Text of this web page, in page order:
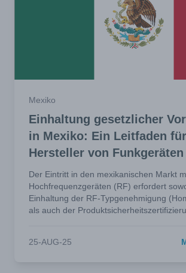
Mexiko
Einhaltung gesetzlicher
in Mexiko: Ein Leitfaden für
Hersteller von Funkgeräten
Der Eintritt in den mexikanischen Markt
Hochfrequenzgeräten (RF) erfordert
Einhaltung der RF-Typgenehmigung
als auch der
25-AUG-25